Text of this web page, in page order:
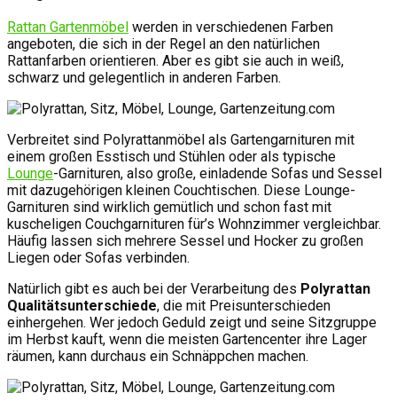
Rattan Gartenmöbel werden in verschiedenen Farben
angeboten, die sich in der Regel an den natürlichen
Rattanfarben orientieren. Aber es gibt sie auch in weiß,
schwarz und gelegentlich in anderen Farben.
Verbreitet sind Polyrattanmöbel als Gartengarnituren mit
einem großen Esstisch und Stühlen oder als typische
Lounge-Garnituren, also große, einladende Sofas und Sessel
mit dazugehörigen kleinen Couchtischen. Diese Lounge-
Garnituren sind wirklich gemütlich und schon fast mit
kuscheligen Couchgarnituren für’s Wohnzimmer vergleichbar.
Häufig lassen sich mehrere Sessel und Hocker zu großen
Liegen oder Sofas verbinden.
Natürlich gibt es auch bei der Verarbeitung des Polyrattan
Qualitätsunterschiede, die mit Preisunterschieden
einhergehen. Wer jedoch Geduld zeigt und seine Sitzgruppe
im Herbst kauft, wenn die meisten Gartencenter ihre Lager
räumen, kann durchaus ein Schnäppchen machen.